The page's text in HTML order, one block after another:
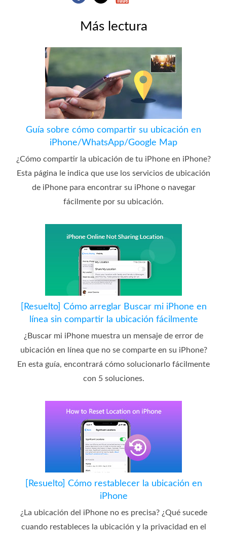
Más lectura
Guía sobre cómo compartir su ubicación en
iPhone/WhatsApp/Google Map
¿Cómo compartir la ubicación de tu iPhone en iPhone?
Esta página le indica que use los servicios de ubicación
de iPhone para encontrar su iPhone o navegar
fácilmente por su ubicación.
[Resuelto] Cómo arreglar Buscar mi iPhone en
línea sin compartir la ubicación fácilmente
¿Buscar mi iPhone muestra un mensaje de error de
ubicación en línea que no se comparte en su iPhone?
En esta guía, encontrará cómo solucionarlo fácilmente
con 5 soluciones.
[Resuelto] Cómo restablecer la ubicación en
iPhone
¿La ubicación del iPhone no es precisa? ¿Qué sucede
cuando restableces la ubicación y la privacidad en el